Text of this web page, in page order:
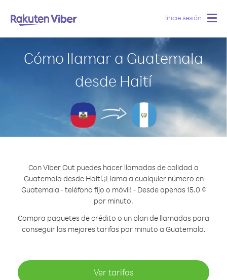
Inicie sesión
Cómo llamar a Guatemala
desde Haití
Con Viber Out puedes hacer llamadas de calidad a
Guatemala desde Haití.¡Llama a cualquier número en
Guatemala - teléfono fijo o móvil! - Desde apenas 15.0 ¢
por minuto.
Compra paquetes de crédito o un plan de llamadas para
conseguir las mejores tarifas por minuto a Guatemala.
Ver tarifas